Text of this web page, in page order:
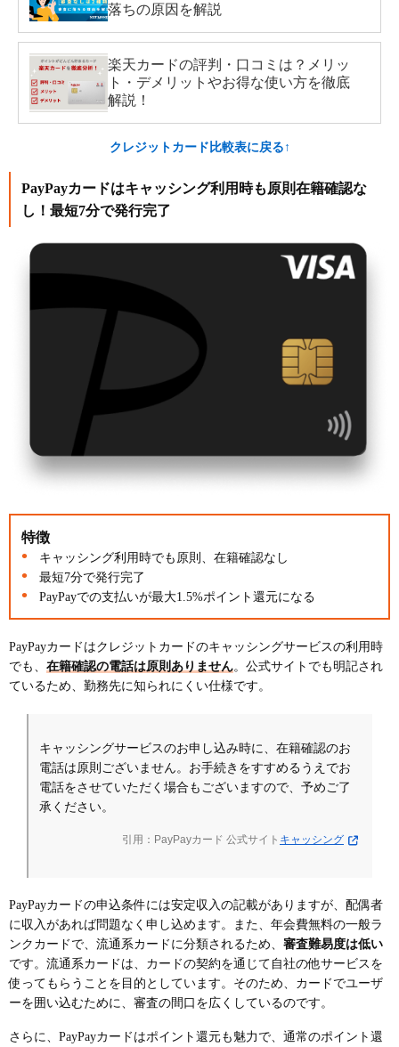
落ちの原因を解説
楽天カードの評判・口コミは？メリッ
ト・デメリットやお得な使い方を徹底
解説！
クレジットカード比較表に戻る↑
PayPayカードはキャッシング利用時も原則在籍確認な
し！最短7分で発行完了
特徴
キャッシング利用時でも原則、在籍確認なし
最短7分で発行完了
PayPayでの支払いが最大1.5%ポイント還元になる
PayPayカードはクレジットカードのキャッシングサービスの利用時
でも、 在籍確認の電話は原則ありません。公式サイトでも明記され
ているため、勤務先に知られにくい仕様です。
キャッシングサービスのお申し込み時に、在籍確認のお
電話は原則ございません。お手続きをすすめるうえでお
電話をさせていただく場合もございますので、予めご了
承ください。
引用：PayPayカード 公式サイト キャッシング
PayPayカードの申込条件には安定収入の記載がありますが、配偶者
に収入があれば問題なく申し込めます。また、年会費無料の一般ラ
ンクカードで、流通系カードに分類されるため、 審査難易度は低い
です。流通系カードは、カードの契約を通じて自社の他サービスを
使ってもらうことを目的としています。そのため、カードでユーザ
ーを囲い込むために、審査の間口を広くしているのです。
さらに、PayPayカードはポイント還元も魅力で、通常のポイント還